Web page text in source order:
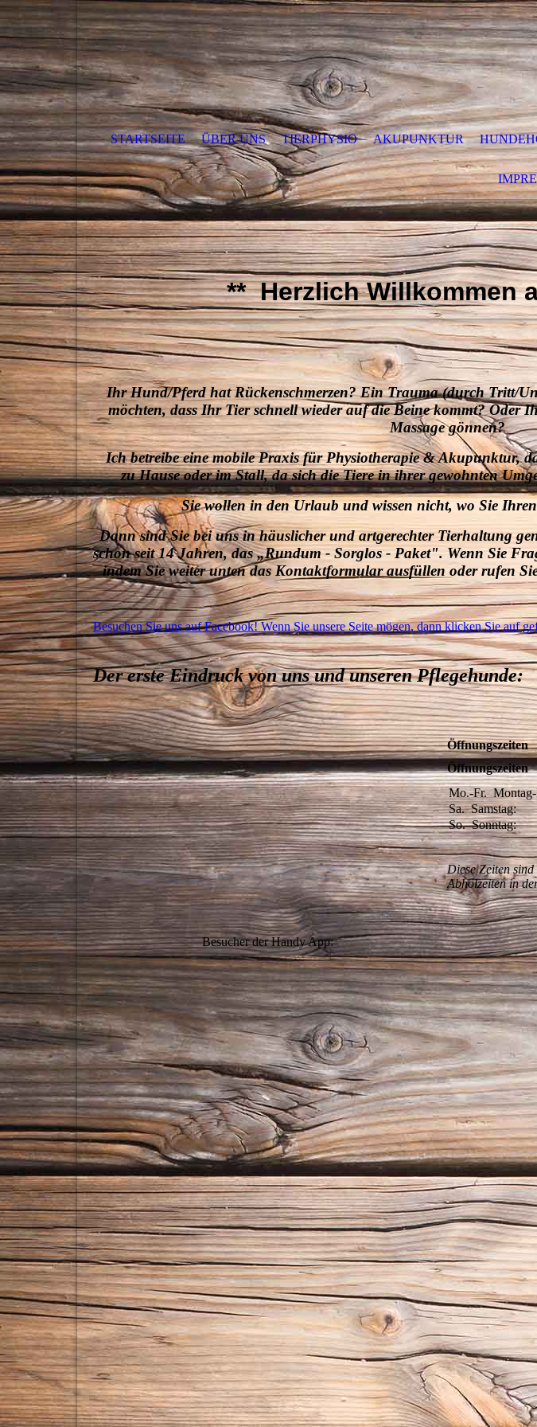
STARTSEITE ÜBER UNS TIERPHYSIO AKUPUNKTUR
** Herzlich Willkommen
Ihr Hund/Pferd hat Rückenschmerzen? Ein Trauma (durch Tritt/
möchten, dass Ihr Tier schnell wieder auf die Beine kommt? Oder
Massage gönnen?
Ich betreibe eine mobile Praxis für Physiotherapie & Akupunktur,
zu Hause oder im Stall, da sich die Tiere in ihrer gewohnten
Sie wollen in den Urlaub und wissen nicht, wo Sie
Dann sind Sie bei uns in häuslicher und artgerechter Tierhaltung
schon seit 14 Jahren, das „Rundum - Sorglos - Paket". Wenn Sie
indem Sie weiter unten das Kontaktformular ausfüllen oder rufen
Besuchen Sie uns auf Facebook! Wenn Sie unsere Seite mögen, dann klicken Sie auf
Der erste Eindruck von uns und unseren Pflegehunde:
Öffnungszeiten
Öffnungszeiten
Mo.-Fr.
Sa.Samstag:
So.Sonntag:
Diese Zeiten
Abholzeiten in
Besucher der Handy App: